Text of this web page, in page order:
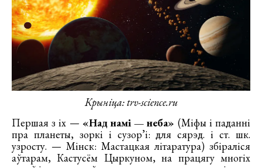
Крыніца: trv-science.ru
Першая з іх — «Над намі — неба» (Міфы і паданні
пра планеты, зоркі і сузор’і: для сярэд. і ст. шк.
узросту. — Мінск: Мастацкая літаратура) збіраліся
аўтарам, Кастусём Цыркуном, на працягу многіх